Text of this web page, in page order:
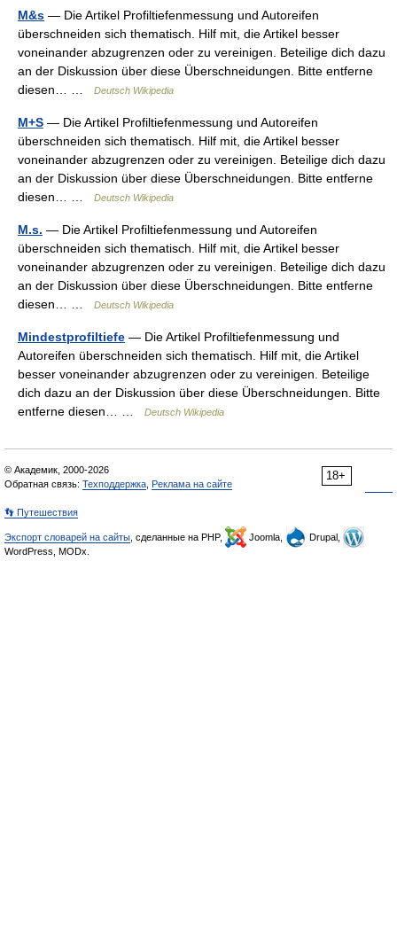
M&s — Die Artikel Profiltiefenmessung und Autoreifen
überschneiden sich thematisch. Hilf mit, die Artikel besser
voneinander abzugrenzen oder zu vereinigen. Beteilige dich dazu
an der Diskussion über diese Überschneidungen. Bitte entferne
diesen… …
Deutsch Wikipedia
M+S — Die Artikel Profiltiefenmessung und Autoreifen
überschneiden sich thematisch. Hilf mit, die Artikel besser
voneinander abzugrenzen oder zu vereinigen. Beteilige dich dazu
an der Diskussion über diese Überschneidungen. Bitte entferne
diesen… …
Deutsch Wikipedia
M.s. — Die Artikel Profiltiefenmessung und Autoreifen
überschneiden sich thematisch. Hilf mit, die Artikel besser
voneinander abzugrenzen oder zu vereinigen. Beteilige dich dazu
an der Diskussion über diese Überschneidungen. Bitte entferne
diesen… …
Deutsch Wikipedia
Mindestprofiltiefe — Die Artikel Profiltiefenmessung und
Autoreifen überschneiden sich thematisch. Hilf mit, die Artikel
besser voneinander abzugrenzen oder zu vereinigen. Beteilige
dich dazu an der Diskussion über diese Überschneidungen. Bitte
entferne diesen… …
Deutsch Wikipedia
18+
© Академик, 2000-2026
Обратная связь: Техподдержка Реклама на сайте
👣 Путешествия
Экспорт словарей на сайты , сделанные на PHP, Joomla,
Drupal,
WordPress, MODx.